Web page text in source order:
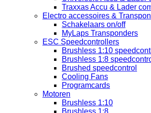
Traxxas Accu & Lader
Electro accessoires &
Schakelaars on/off
MyLaps Transponders
ESC Speedcontrollers
Brushless 1:10
Brushless 1:8
Brushed speedcontrol
Cooling Fans
Programcards
Motoren
Brushless 1:10
Brushless 1:8